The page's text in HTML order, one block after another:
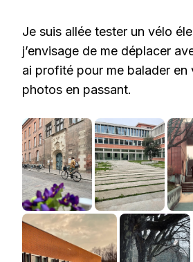
Je suis allée tester un vélo
j’envisage de me déplacer
ai profité pour me balader en
photos en passant.